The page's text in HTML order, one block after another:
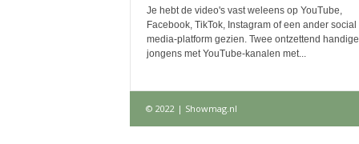
Je hebt de video's vast weleens op YouTube,
Facebook, TikTok, Instagram of een ander social
media-platform gezien. Twee ontzettend handige
jongens met YouTube-kanalen met...
© 2022 | Showmag.nl